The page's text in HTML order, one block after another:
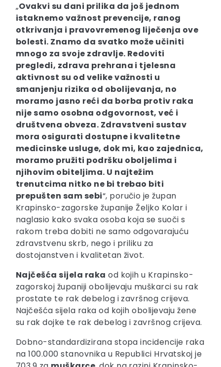
„Ovakvi su dani prilika da još jednom
istaknemo važnost prevencije, ranog
otkrivanja i pravovremenog liječenja ove
bolesti. Znamo da svatko može učiniti
mnogo za svoje zdravlje. Redoviti
pregledi, zdrava prehrana i tjelesna
aktivnost su od velike važnosti u
smanjenju rizika od obolijevanja, no
moramo jasno reći da borba protiv raka
nije samo osobna odgovornost, već i
društvena obveza. Zdravstveni sustav
mora osigurati dostupne i kvalitetne
medicinske usluge, dok mi, kao zajednica,
moramo pružiti podršku oboljelima i
njihovim obiteljima. U najtežim
trenutcima nitko ne bi trebao biti
prepušten sam sebi“, poručio je župan
Krapinsko-zagorske županije Željko Kolar i
naglasio kako svaka osoba koja se suoči s
rakom treba dobiti ne samo odgovarajuću
zdravstvenu skrb, nego i priliku za
dostojanstven i kvalitetan život.
Najčešća sijela raka od kojih u Krapinsko-
zagorskoj županiji obolijevaju muškarci su rak
prostate te rak debelog i završnog crijeva.
Najčešća sijela raka od kojih obolijevaju žene
su rak dojke te rak debelog i završnog crijeva.
Dobno-standardizirana stopa incidencije raka
na 100.000 stanovnika u Republici Hrvatskoj je